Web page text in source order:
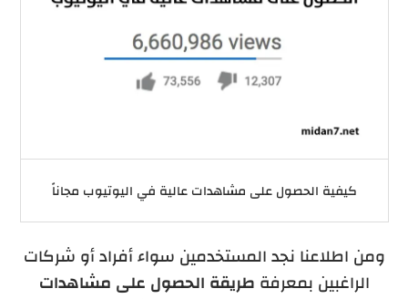
كيفية الحصول على مشاهدات عالية في اليوتيوب مجاناً
ومن اطلاعنا نجد المستخدمين سواء أفراد أو شركات
الراغبين بمعرفة طريقة الحصول على مشاهدات